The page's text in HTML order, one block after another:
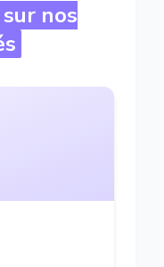
nos